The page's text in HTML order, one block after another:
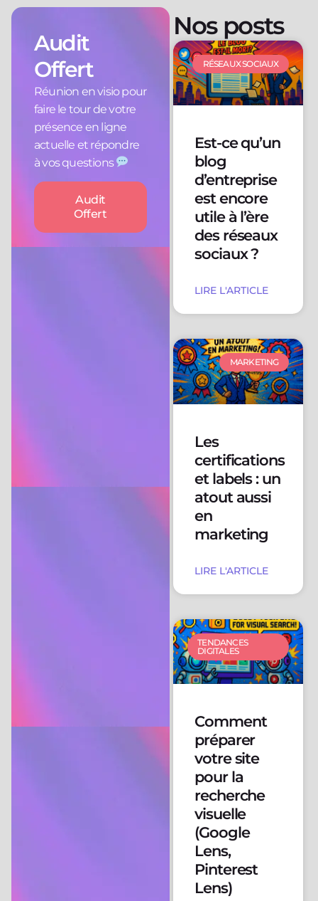
Audit
Offert
Réunion en visio pour
faire le tour de votre
présence en ligne
actuelle et répondre
à vos questions
Audit
Offert
Nos posts
RÉSEAUX SOCIAUX
Est-ce qu’un
blog
d’entreprise
est encore
utile à l’ère
des réseaux
sociaux ?
LIRE L'ARTICLE
MARKETING
Les
certifications
et labels : un
atout aussi
en
marketing
LIRE L'ARTICLE
TENDANCES
DIGITALES
Comment
préparer
votre site
pour la
recherche
visuelle
(Google
Lens,
Pinterest
Lens)